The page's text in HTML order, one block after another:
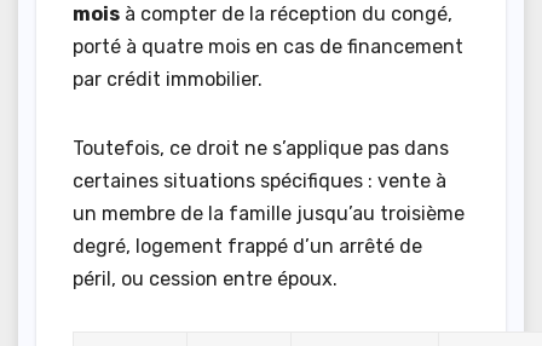
mois à compter de la réception du congé,
porté à quatre mois en cas de financement
par crédit immobilier.
Toutefois, ce droit ne s’applique pas dans
certaines situations spécifiques : vente à
un membre de la famille jusqu’au troisième
degré, logement frappé d’un arrêté de
péril, ou cession entre époux.